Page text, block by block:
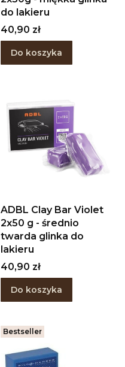
do lakieru
Cena
40,90 zł
Do koszyka
ADBL Clay Bar Violet
2x50 g - średnio
twarda glinka do
lakieru
Cena
40,90 zł
Do koszyka
Bestseller